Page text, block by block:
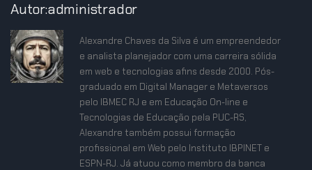
Autor:administrador
Alexandre Chaves da Silva é um empreendedor
e analista planejador com uma carreira sólida
em web e tecnologias afins desde 2000. Pós-
graduado em Digital Manager e Metaversos
pelo IBMEC RJ e em Educação On-line e
Tecnologias de Educação pela PUC-RS,
Alexandre também possui formação
profissional em Web pelo Instituto IBPINET e
ESPN-RJ. Já atuou como membro da banca